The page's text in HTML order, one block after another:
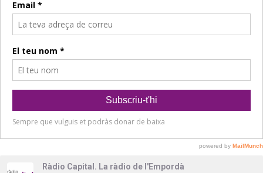
Ràdio Capital. La ràdio de l'Empordà